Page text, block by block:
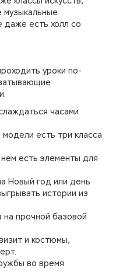
музыкальные
даже есть холл со
уроки по-
часами
есть три класса
есть элементы для
Новый год или день
истории из
на прочной базовой
и костюмы,
во время